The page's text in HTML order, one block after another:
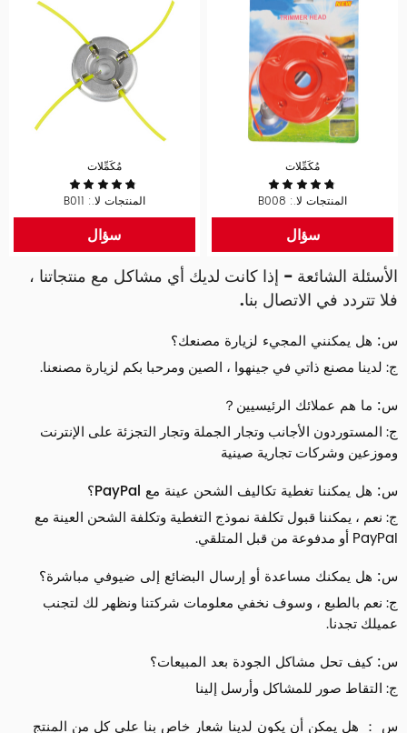
مُكَمِّلات
المنتجات لا.: B008
سؤال
مُكَمِّلات
المنتجات لا.: B011
سؤال
الأسئلة الشائعة - إذا كانت لديك أي مشاكل مع منتجاتنا ،
فلا تتردد في الاتصال بنا.
س: هل يمكنني المجيء لزيارة مصنعك؟
ج: لدينا مصنع ذاتي في جينهوا ، الصين ومرحبا بكم لزيارة مصنعنا.
س: ما هم عملائك الرئيسيين？
ج: المستوردون الأجانب وتجار الجملة وتجار التجزئة على الإنترنت
وموزعين وشركات تجارية صينية
س: هل يمكننا تغطية تكاليف الشحن عينة مع PayPal؟
ج: نعم ، يمكننا قبول تكلفة نموذج التغطية وتكلفة الشحن العينة مع
PayPal أو مدفوعة من قبل المتلقي.
س: هل يمكنك مساعدة أو إرسال البضائع إلى ضيوفي مباشرة؟
ج: نعم بالطبع ، وسوف نخفي معلومات شركتنا ونظهر لك لتجنب
عميلك تجدنا.
س: كيف تحل مشاكل الجودة بعد المبيعات؟
ج: التقاط صور للمشاكل وأرسل إلينا
س ： هل يمكن أن يكون لدينا شعار خاص بنا على كل من المنتج